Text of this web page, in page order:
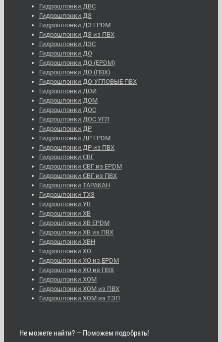
Гидрошпонки ДВС
Гидрошпонки ДЗ
Гидрошпонки ДЗ EPDM
Гидрошпонки ДЗ из ПВХ
Гидрошпонки ДЗС
Гидрошпонки ДО
Гидрошпонки ДО (EPDM)
Гидрошпонки ДО (ПВХ)
Гидрошпонки ДО-УГЛОВЫЕ ПВХ
Гидрошпонки ДОИ
Гидрошпонки ДОМ
Гидрошпонки ДОС
Гидрошпонки ДОС УГЛ
Гидрошпонки ДР
Гидрошпонки ДР EPDM
Гидрошпонки ДР из ПВХ
Гидрошпонки СВГ
Гидрошпонки СВГ из EPDM
Гидрошпонки СВГ из ПВХ
Гидрошпонки ТАРАКАН
Гидрошпонки ТХЗ
Гидрошпонки УВ
Гидрошпонки ХВ
Гидрошпонки ХВ EPDM
Гидрошпонки ХВ из ПВХ
Гидрошпонки ХВН
Гидрошпонки ХО
Гидрошпонки ХО из EPDM
Гидрошпонки ХО из ПВХ
Гидрошпонки ХОМ
Гидрошпонки ХОМ из ПВХ
Гидрошпонки ХОМ из ТЭП
Не можете найти? — Поможем подобрать!